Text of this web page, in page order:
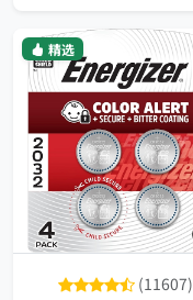
精选
(11607)